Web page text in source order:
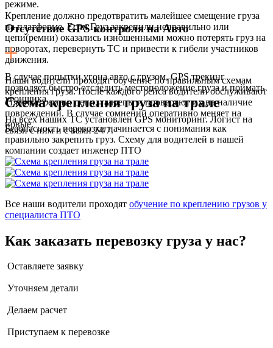
режиме.
Крепление должно предотвратить малейшее смещение груза
на платформе. Если Груз закрепили неправильно или
цепи(ремни) оказались изношенными можно потерять груз на
поворотах, перевернуть ТС и привести к гибели участников
движения.
Наши водители проходят обучение по правильным схемам
крепления груза. После каждого рейса водители обслуживают
стяжные ремни, цепи, талрепы и проверяют их на наличие
повреждений. В случае сомнений оперативно меняет на
новые.
Отсутствие GPS контроля на Авто
В случае попытки угона авто с грузом, GPS трекинг
позволяет быстро отследить местоположение груза и поймать
угонщика.
На всех наших ТС установлен GPS мониторинг. Логист на
связи с ним и с вами 24/7.
Схема крепления груза на трале
Безопасность перевозки начинается с понимания как
правильно закрепить груз. Схему для водителей в нашей
компании создает инженер ПТО
Все наши водители проходят обучение по креплению грузов у
специалиста ПТО
Как заказать перевозку груза у нас?
Оставляете заявку
Уточняем детали
Делаем расчет
Приступаем к перевозке